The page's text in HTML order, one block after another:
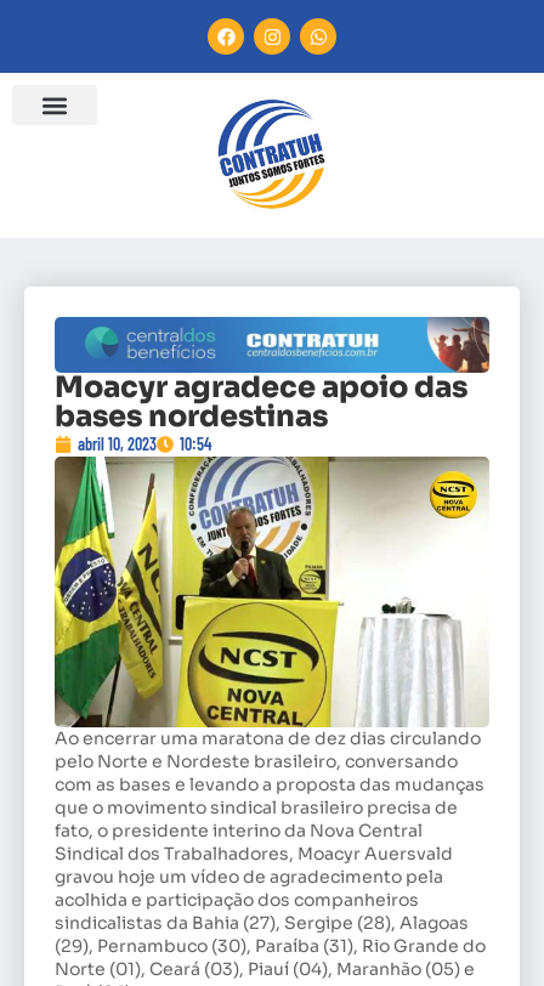
Moacyr agradece apoio das
bases nordestinas
abril 10, 2023 10:54
Ao encerrar uma maratona de dez dias circulando
pelo Norte e Nordeste brasileiro, conversando
com as bases e levando a proposta das mudanças
que o movimento sindical brasileiro precisa de
fato, o presidente interino da Nova Central
Sindical dos Trabalhadores, Moacyr Auersvald
gravou hoje um vídeo de agradecimento pela
acolhida e participação dos companheiros
sindicalistas da Bahia (27), Sergipe (28), Alagoas
(29), Pernambuco (30), Paraíba (31), Rio Grande do
Norte (01), Ceará (03), Piauí (04), Maranhão (05) e